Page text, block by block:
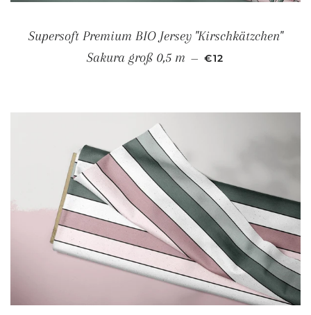
Supersoft Premium BIO Jersey "Kirschkätzchen"
Sakura groß 0,5 m — NORMALER PREIS
€12